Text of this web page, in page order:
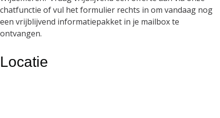
chatfunctie of vul het formulier rechts in om vandaag nog
een vrijblijvend informatiepakket in je mailbox te
ontvangen.
Locatie